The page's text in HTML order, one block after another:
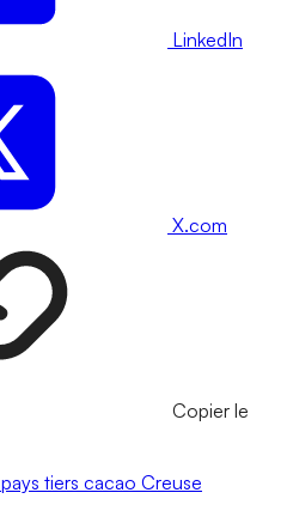
LinkedIn
X.com
Copier le
pays tiers cacao Creuse